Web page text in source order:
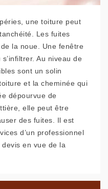
une toiture peut
Les fuites
la noue. Une fenêtre
Au niveau de
sont un solin
et la cheminée qui
dépourvue de
elle peut être
des fuites. Il est
d’un professionnel
en vue de la